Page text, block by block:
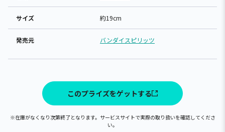
サイズ 約19cm
発売元 バンダイスピリッツ
このプライズをゲットする
※在庫がなくなり次第終了となります。サービスサイトで実際の取り扱いを確認してくださ
い。